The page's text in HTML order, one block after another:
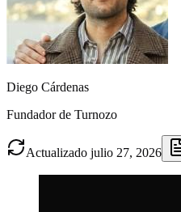
Diego Cárdenas
Fundador de Turnozo
Actualizado julio 27, 2026